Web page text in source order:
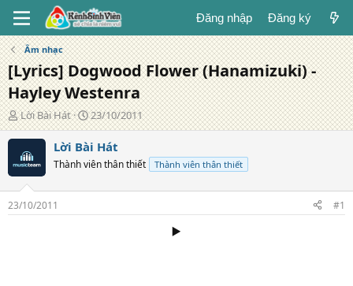
Đăng nhập Đăng ký
Âm nhạc
[Lyrics] Dogwood Flower (Hanamizuki) -
Hayley Westenra
T
á
c
g
i
ả
Lời Bài Hát
N
g
à
y
đ
g
23/10/2011
Lời Bài Hát
Thành viên thân thiết Thành viên thân thiết
23/10/2011 #1
▶️